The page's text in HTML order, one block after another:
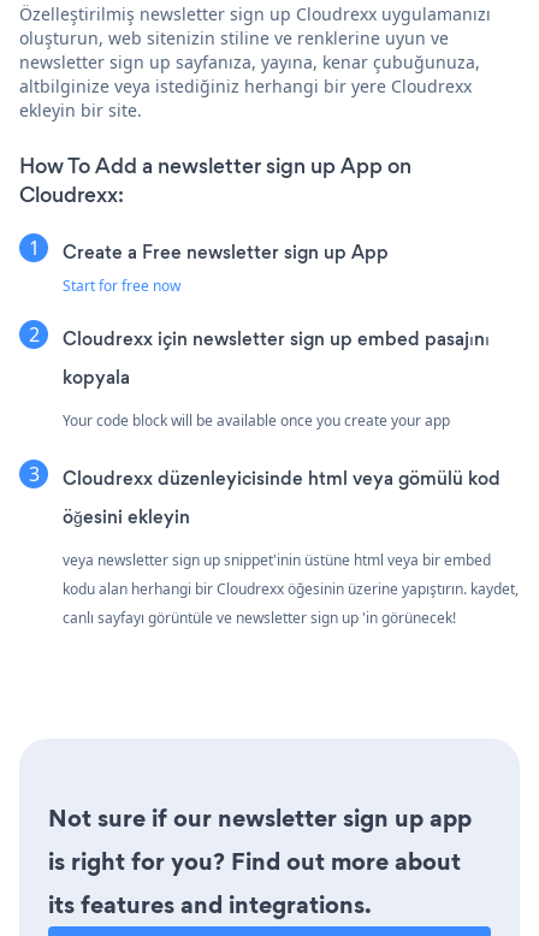
Özelleştirilmiş newsletter sign up Cloudrexx uygulamanızı
oluşturun, web sitenizin stiline ve renklerine uyun ve
newsletter sign up sayfanıza, yayına, kenar çubuğunuza,
altbilginize veya istediğiniz herhangi bir yere Cloudrexx
ekleyin bir site.
How To Add a newsletter sign up App on
Cloudrexx:
Create a Free newsletter sign up App
Start for free now
Cloudrexx için newsletter sign up embed pasajını
kopyala
Your code block will be available once you create your app
Cloudrexx düzenleyicisinde html veya gömülü kod
öğesini ekleyin
veya newsletter sign up snippet'inin üstüne html veya bir embed
kodu alan herhangi bir Cloudrexx öğesinin üzerine yapıştırın. kaydet,
canlı sayfayı görüntüle ve newsletter sign up 'in görünecek!
Not sure if our newsletter sign up app
is right for you? Find out more about
its features and integrations.